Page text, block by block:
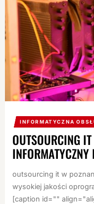
INFORMATYCZNA
OUTSOURCING
outsourcing it w
wysokiej jakości
[caption id=""